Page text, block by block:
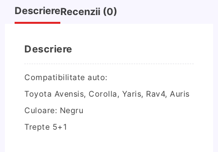
Corolla,
Yaris,
5
trepte
DescriereRecenzii (0)
Descriere
Compatibilitate auto:
Toyota Avensis, Corolla, Yaris, Rav4, Auris
Culoare: Negru
Trepte 5+1